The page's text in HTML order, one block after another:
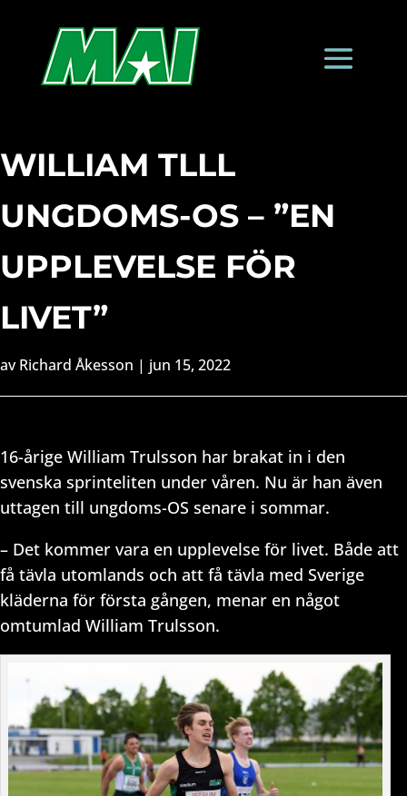
WILLIAM TLLL
UNGDOMS-OS – ”EN
UPPLEVELSE FÖR
LIVET”
avRichard Åkesson | jun 15, 2022
16-årige William Trulsson har brakat in i den
svenska sprinteliten under våren. Nu är han även
uttagen till ungdoms-OS senare i sommar.
– Det kommer vara en upplevelse för livet. Både att
få tävla utomlands och att få tävla med Sverige
kläderna för första gången, menar en något
omtumlad William Trulsson.